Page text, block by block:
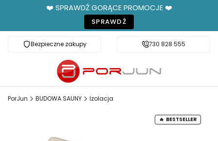
❤️ SPRAWDŹ GORĄCE PROMOCJE ❤️
SPRAWDŹ
Bezpieczne zakupy Fachowe doradztwo
730 828 555
PorJun BUDOWA SAUNY Izolacja
BESTSELLER